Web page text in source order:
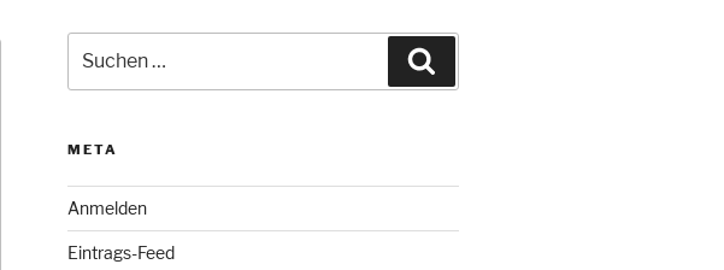
nach:
META
Anmelden
Eintrags-Feed